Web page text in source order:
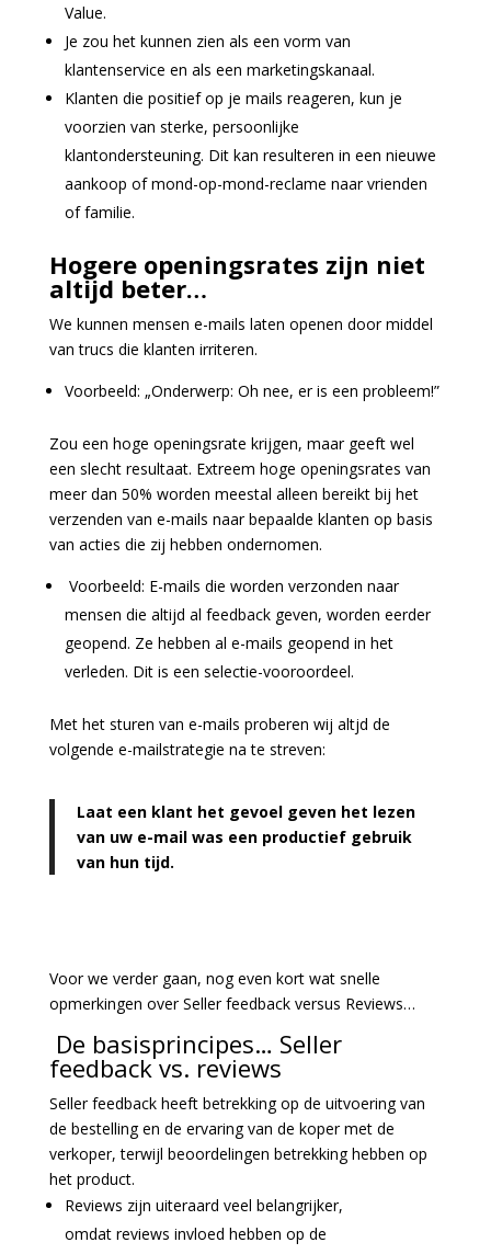
Value.
Je zou het kunnen zien als een vorm van
klantenservice en als een marketingskanaal.
Klanten die positief op je mails reageren, kun je
voorzien van sterke, persoonlijke
klantondersteuning. Dit kan resulteren in een nieuwe
aankoop of mond-op-mond-reclame naar vrienden
of familie.
Hogere openingsrates zijn niet
altijd beter…
We kunnen mensen e-mails laten openen door middel
van trucs die klanten irriteren.
Voorbeeld: „Onderwerp: Oh nee, er is een probleem!”
Zou een hoge openingsrate krijgen, maar geeft wel
een slecht resultaat. Extreem hoge openingsrates van
meer dan 50% worden meestal alleen bereikt bij het
verzenden van e-mails naar bepaalde klanten op basis
van acties die zij hebben ondernomen.
Voorbeeld: E-mails die worden verzonden naar
mensen die altijd al feedback geven, worden eerder
geopend. Ze hebben al e-mails geopend in het
verleden. Dit is een selectie-vooroordeel.
Met het sturen van e-mails proberen wij altjd de
volgende e-mailstrategie na te streven:
Laat een klant het gevoel geven het lezen
van uw e-mail was een productief gebruik
van hun tijd.
Voor we verder gaan, nog even kort wat snelle
opmerkingen over Seller feedback versus Reviews…
De basisprincipes… Seller
feedback vs. reviews
Seller feedback heeft betrekking op de uitvoering van
de bestelling en de ervaring van de koper met de
verkoper, terwijl beoordelingen betrekking hebben op
het product.
Reviews zijn uiteraard veel belangrijker,
omdat reviews invloed hebben op de